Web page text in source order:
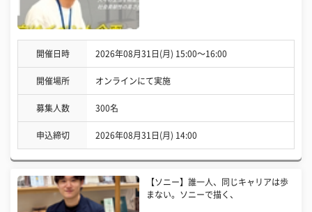
開催日時 2026年08月31日(月) 15:00〜16:00
開催場所 オンラインにて実施
募集人数 300名
申込締切 2026年08月31日(月) 14:00
【ソニー】誰一人、同じキャリアは歩
まない。ソニーで描く、